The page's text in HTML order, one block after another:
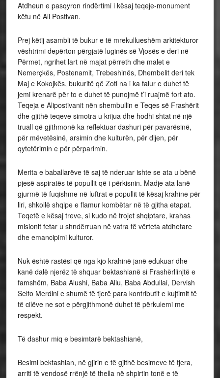
Atdheun e pasqyron rindërtimi i kësaj teqeje-monument
këtu në Ali Postivan.
Prej këtij asambli të bukur e të mrekullueshëm arkitekturor
vështrimi depërton përgjatë luginës së Vjosës e deri në
Përmet, ngrihet lart në majat përreth dhe malet e
Nemerçkës, Postenamit, Trebeshinës, Dhembelit deri tek
Maj e Kokojkës, bukuritë që Zoti na i ka falur e duhet të
jemi krenarë për to e duhet të punojmë t’i ruajmë fort ato.
Teqeja e Alipostivanit nën shembullin e Teqes së Frashërit
dhe gjithë teqeve simotra u krijua dhe hodhi shtat në një
truall që gjithmonë ka reflektuar dashuri për pavarësinë,
për mëvetësinë, arsimin dhe kulturën, për dijen, për
qytetërimin e për përparimin.
Merita e baballarëve të saj të nderuar ishte se ata u bënë
pjesë aspiratës të popullit që i përkisnin. Madje ata lanë
gjurmë të fuqishme në luftrat e popullit të kësaj krahine për
liri, shkollë shqipe e flamur kombëtar në të gjitha etapat.
Teqetë e kësaj treve, si kudo në trojet shqiptare, krahas
misionit fetar u shndërruan në vatra të vërteta atdhetare
dhe emancipimi kulturor.
Nuk është rastësi që nga kjo krahinë janë edukuar dhe
kanë dalë njerëz të shquar bektashianë si Frashërllinjtë e
famshëm, Baba Alushi, Baba Aliu, Baba Abdullai, Dervish
Selfo Merdini e shumë të tjerë para kontributit e kujtimit të
të cilëve ne sot e përgjithmonë duhet të përkulemi me
respekt.
Të dashur miq e besimtarë bektashianë,
Besimi bektashian, në gjirin e të gjithë besimeve të tjera,
arriti të vendosë rrënjë të thella në shpirtin tonë e të